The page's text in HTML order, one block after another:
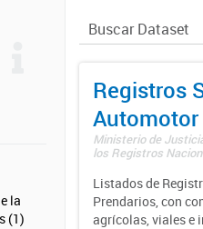
la
(1)
Registros
Automotor
Ministerio de
los Registros
Listados de
Prendarios, con
agrícolas, viales e